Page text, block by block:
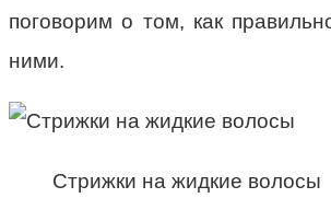
поговорим о том, как
ними.
Стрижки на жидкие волосы